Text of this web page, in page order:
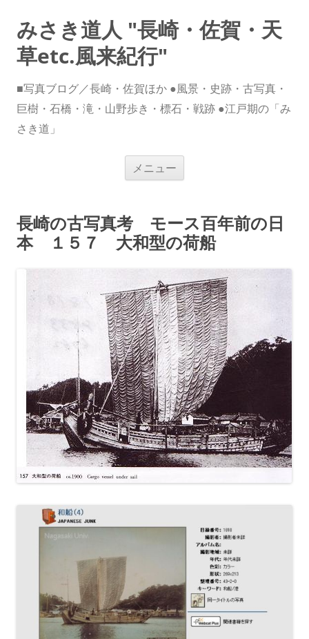
みさき道人 "長崎・佐賀・天
草etc.風来紀行"
■写真ブログ／長崎・佐賀ほか ●風景・史跡・古写真・
巨樹・石橋・滝・山野歩き・標石・戦跡 ●江戸期の「み
さき道」
メニュー
ス
キ
ッ
プ
長崎の古写真考 モース百年前の日
本 １５７ 大和型の荷船